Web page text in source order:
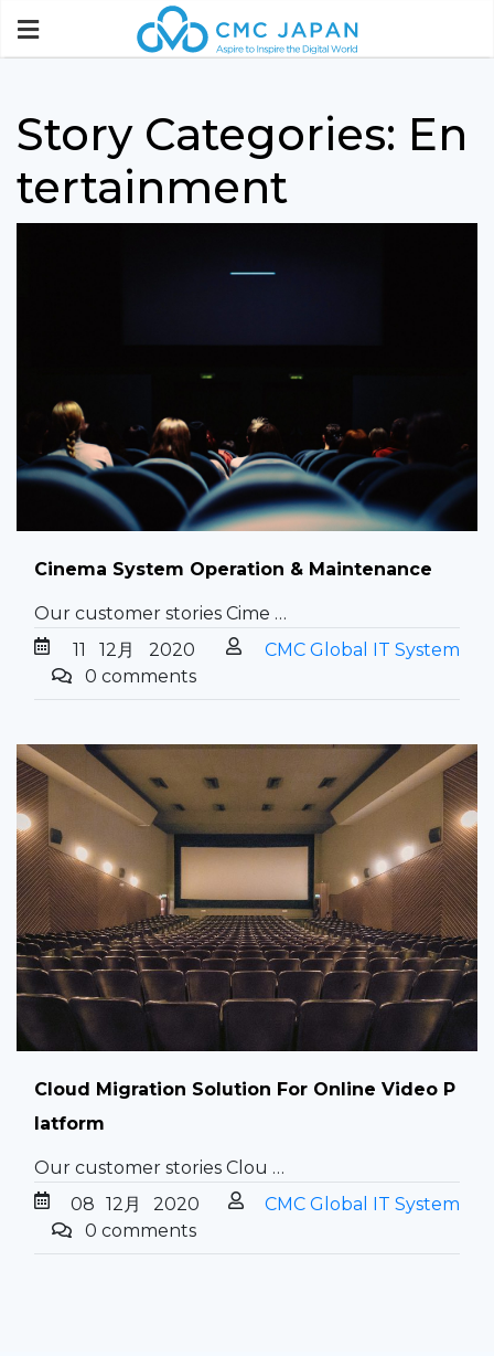
Story Categories: En
tertainment
Cinema System Operation & Maintenance
Our customer stories Cime …
11
12月 2020
CMC Global IT System
0 comments
Cloud Migration Solution For Online Video P
latform
Our customer stories Clou …
08 12月 2020
CMC Global IT System
0 comments